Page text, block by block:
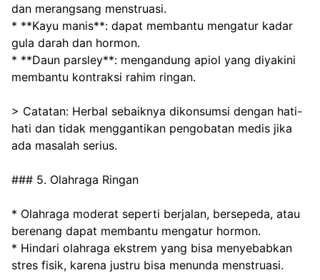
dan merangsang menstruasi.
* **Kayu manis**: dapat membantu mengatur kadar
gula darah dan hormon.
* **Daun parsley**: mengandung apiol yang diyakini
membantu kontraksi rahim ringan.
> Catatan: Herbal sebaiknya dikonsumsi dengan hati-
hati dan tidak menggantikan pengobatan medis jika
ada masalah serius.
### 5. Olahraga Ringan
* Olahraga moderat seperti berjalan, bersepeda, atau
berenang dapat membantu mengatur hormon.
* Hindari olahraga ekstrem yang bisa menyebabkan
stres fisik, karena justru bisa menunda menstruasi.